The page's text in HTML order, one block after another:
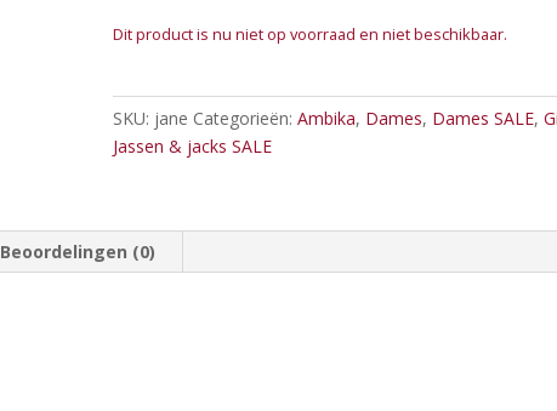
Dit product is nu niet op voorraad en niet beschikbaar.
SKU: jane Categorieën:Ambika, Dames, Dames SALE,
Jassen & jacks SALE
Beoordelingen (0)